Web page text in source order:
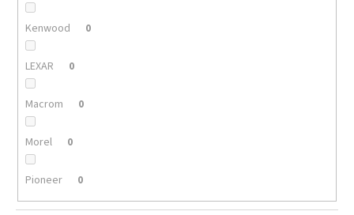
Kenwood 0
LEXAR 0
Macrom 0
Morel 0
Pioneer 0